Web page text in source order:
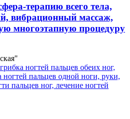
терапию всего тела,
вибрационный массаж,
многоэтапную процедуру